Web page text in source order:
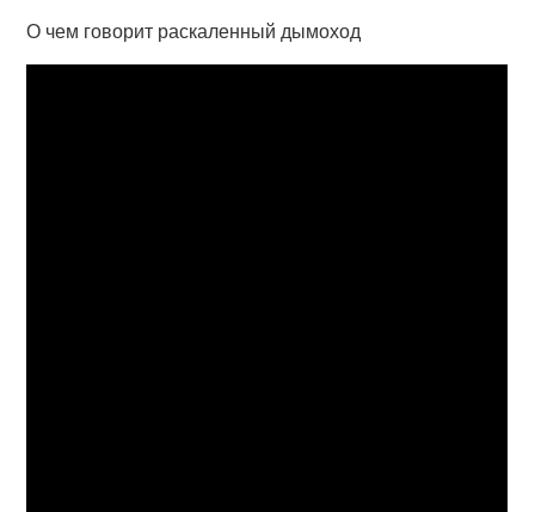
О чем говорит раскаленный дымоход